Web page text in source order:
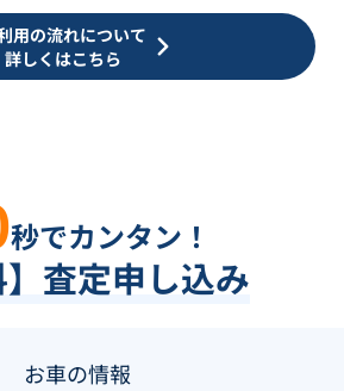
用の流れについて
詳しくはこちら
秒でカンタン！
】査定申し込み
お車の情報